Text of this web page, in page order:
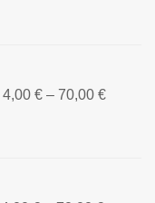
4,00 € – 70,00 €